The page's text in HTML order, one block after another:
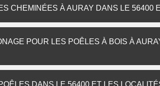
CHEMINÉES À AURAY DANS LE 56400
POUR LES POÊLES À BOIS À
DANS LE 56400 ET LES